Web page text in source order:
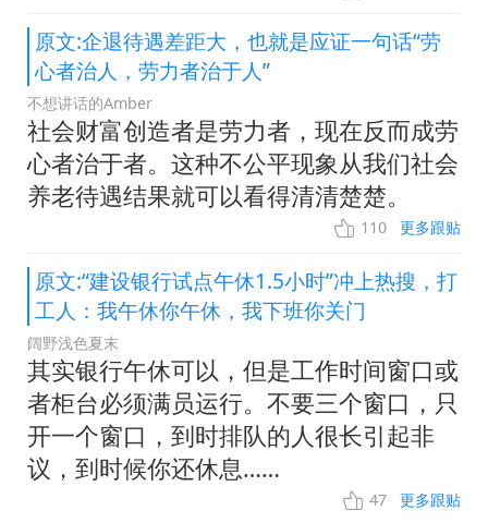
原文:企退待遇差距大，也就是应证一句话“劳
心者治人，劳力者治于人”
不想讲话的Amber
社会财富创造者是劳力者，现在反而成劳
心者治于者。这种不公平现象从我们社会
养老待遇结果就可以看得清清楚楚。
110 更多跟贴
原文:“建设银行试点午休1.5小时”冲上热搜，打
工人：我午休你午休，我下班你关门
阔野浅色夏末
其实银行午休可以，但是工作时间窗口或
者柜台必须满员运行。不要三个窗口，只
开一个窗口，到时排队的人很长引起非
议，到时候你还休息……
47 更多跟贴